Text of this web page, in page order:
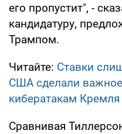
его пропустит", -
кандидатуру,
Трампом.
Читайте: Ставки
США сделали
кибератакам Кремля
Сравнивая